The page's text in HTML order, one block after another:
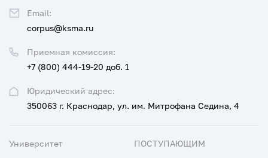
Юридический адрес:
350063 г. Краснодар, ул. им. Митрофана Седина, 4
Приемная комиссия:
+7 (800) 444-19-20 доб. 1
Email:
corpus@ksma.ru
Университет ПОСТУПАЮЩИМ